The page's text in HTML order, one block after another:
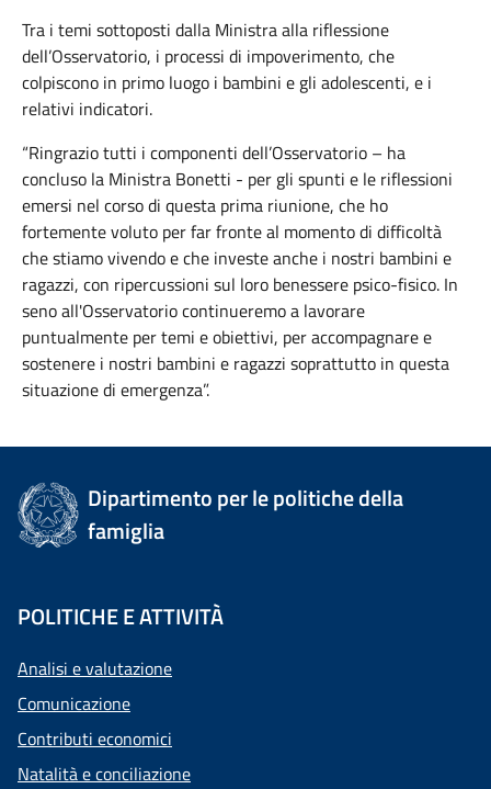
Tra i temi sottoposti dalla Ministra alla riflessione
dell’Osservatorio, i processi di impoverimento, che
colpiscono in primo luogo i bambini e gli adolescenti, e i
relativi indicatori.
“Ringrazio tutti i componenti dell’Osservatorio – ha
concluso la Ministra Bonetti - per gli spunti e le riflessioni
emersi nel corso di questa prima riunione, che ho
fortemente voluto per far fronte al momento di difficoltà
che stiamo vivendo e che investe anche i nostri bambini e
ragazzi, con ripercussioni sul loro benessere psico-fisico. In
seno all'Osservatorio continueremo a lavorare
puntualmente per temi e obiettivi, per accompagnare e
sostenere i nostri bambini e ragazzi soprattutto in questa
situazione di emergenza”.
Dipartimento per le politiche della
famiglia
POLITICHE E ATTIVITÀ
Analisi e valutazione
Comunicazione
Contributi economici
Natalità e conciliazione